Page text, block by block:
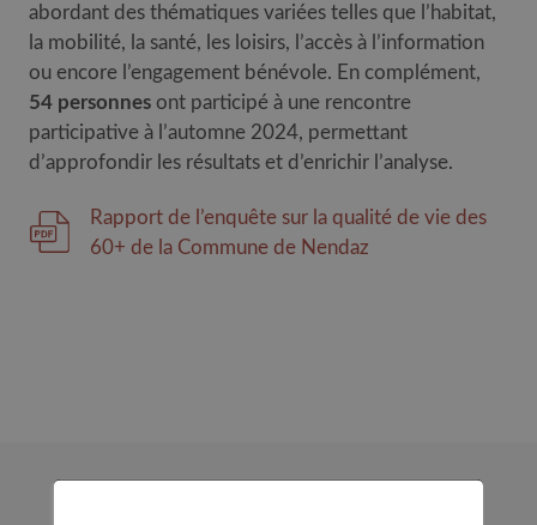
abordant des thématiques variées telles que l’habitat,
la mobilité, la santé, les loisirs, l’accès à l’information
ou encore l’engagement bénévole. En complément,
54 personnes ont participé à une rencontre
participative à l’automne 2024, permettant
d’approfondir les résultats et d’enrichir l’analyse.
Rapport de l’enquête sur la qualité de vie des
60+ de la Commune de Nendaz